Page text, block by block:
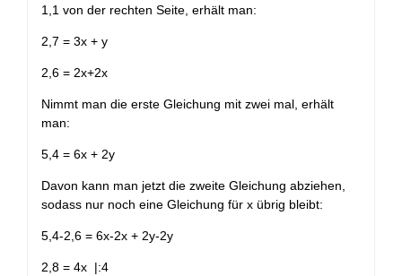
1,1 von der rechten Seite, erhält man:
2,7 = 3x + y
2,6 = 2x+2x
Nimmt man die erste Gleichung mit zwei mal, erhält
man:
5,4 = 6x + 2y
Davon kann man jetzt die zweite Gleichung abziehen,
sodass nur noch eine Gleichung für x übrig bleibt:
5,4-2,6 = 6x-2x + 2y-2y
2,8 = 4x |:4